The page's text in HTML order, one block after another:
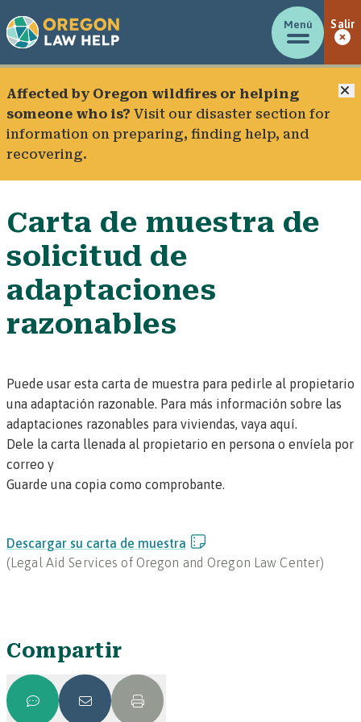
Menú Salir
Affected by Oregon wildfires or helping
someone who is? Visit our disaster section for
information on preparing, finding help, and
recovering.
Carta de muestra de
solicitud de
adaptaciones
razonables
Puede usar esta carta de muestra para pedirle al propietario
una adaptación razonable. Para más información sobre las
adaptaciones razonables para viviendas, vaya aquí.
Dele la carta llenada al propietario en persona o envíela por
correo y
Guarde una copia como comprobante.
Descargar su carta de muestra
(Legal Aid Services of Oregon and Oregon Law Center)
Compartir